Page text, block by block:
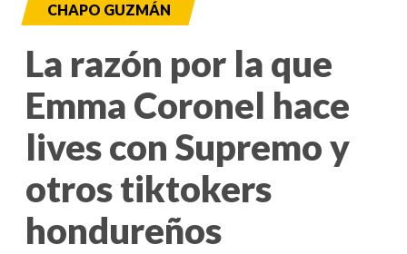
CHAPO GUZMÁN
La razón por la que
Emma Coronel hace
lives con Supremo y
otros tiktokers
hondureños